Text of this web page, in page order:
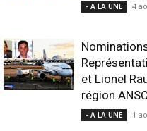
- A LA UNE 4
et Lionel
région
- A LA UNE 1